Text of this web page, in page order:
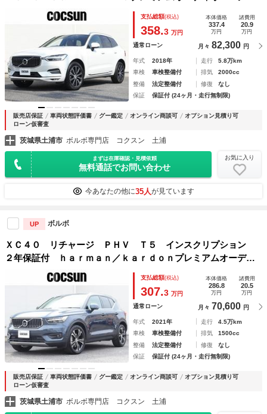
マガラスサンルーフ ポールスターエンジニアードソフトウェ
ア アンバー／パーフォレーテッドファインナッパレザー パ
ワーテールゲート
支払総額(税込)
358.3 万円
本体価格
337.4
万円
諸費用
20.9
万円
通常ローン 月々 82,300 円
年式 2018年 走行
5.8万km
車検
車検整備付 排気
2000cc
整備
法定整備付 修復
なし
保証
保証付 (24ヶ月・走行無制限)
販売店保証 車両状態評価書 グー鑑定 オンライン商談可
オプション見積り可
ローン仮審査
茨城県土浦市 ボルボ専門店 コクスン 土浦
まずは在庫確認・見積依頼
無料通話でお問い合わせ
お気に入り
今あなたの他に35人が見ています
UP ボルボ
ＸＣ４０ リチャージ ＰＨＶ Ｔ５ インスクリプション
２年保証付 ｈａｒｍａｎ／ｋａｒｄｏｎプレミアムオーディ
オ パノラマガラスサンルーフ オレフォス製クリスタルシフ
トノブ ブロンド本革シート パワーシート シートヒータ
ー パワーテールゲート 禁煙車
支払総額(税込)
307.3 万円
本体価格
286.8
万円
諸費用
20.5
万円
通常ローン 月々 70,600 円
年式 2021年 走行
4.5万km
車検
車検整備付 排気
1500cc
整備
法定整備付 修復
なし
保証
保証付 (24ヶ月・走行無制限)
販売店保証 車両状態評価書 グー鑑定 オンライン商談可
オプション見積り可
ローン仮審査
茨城県土浦市 ボルボ専門店 コクスン 土浦